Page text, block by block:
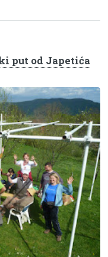
put od Japetića